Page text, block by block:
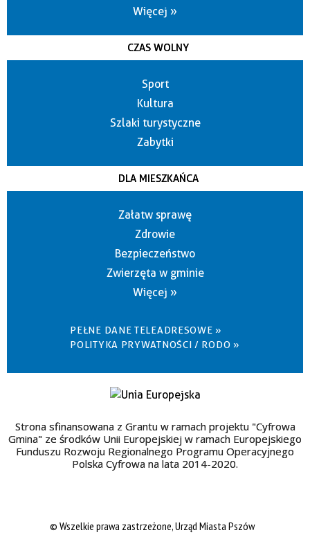
Więcej »
CZAS WOLNY
Sport
Kultura
Szlaki turystyczne
Zabytki
DLA MIESZKAŃCA
Załatw sprawę
Zdrowie
Bezpieczeństwo
Zwierzęta w gminie
Więcej »
PEŁNE DANE TELEADRESOWE »
POLITYKA PRYWATNOŚCI / RODO »
Strona sfinansowana z Grantu w ramach projektu "Cyfrowa
Gmina" ze środków Unii Europejskiej w ramach Europejskiego
Funduszu Rozwoju Regionalnego Programu Operacyjnego
Polska Cyfrowa na lata 2014-2020.
© Wszelkie prawa zastrzeżone, Urząd Miasta Pszów